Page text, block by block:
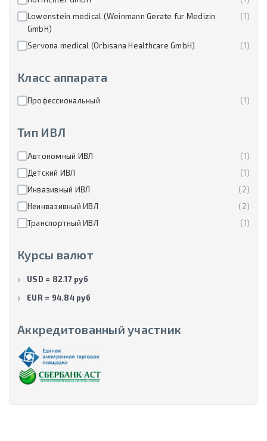
Lowenstein medical (Weinmann Gerate fur Medizin
GmbH)
(1)
Servona medical (Orbisana Healthcare GmbH) (1)
Класс аппарата
Профессиональный (1)
Тип ИВЛ
Автономный ИВЛ
(1)
Детский ИВЛ
(1)
Инвазивный ИВЛ
(2)
Неинвазивный ИВЛ
(2)
Транспортный ИВЛ
(1)
Курсы валют
USD = 82.17 руб
EUR = 94.84 руб
Аккредитованный участник